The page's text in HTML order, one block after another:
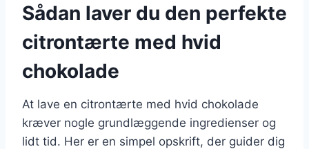
Sådan laver du den perfekte
citrontærte med hvid
chokolade
At lave en citrontærte med hvid chokolade
kræver nogle grundlæggende ingredienser og
lidt tid. Her er en simpel opskrift, der guider dig